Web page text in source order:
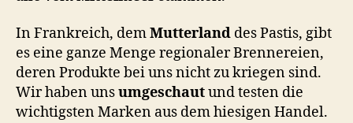
In Frankreich, demMutterland des Pastis, gibt
es eine ganze Menge regionaler Brennereien,
deren Produkte bei uns nicht zu kriegen sind.
Wir haben unsumgeschautund testen die
wichtigsten Marken aus dem hiesigen Handel.